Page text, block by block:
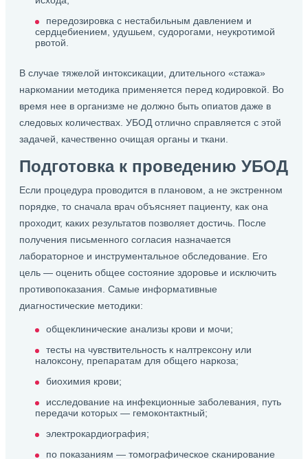
передозировка с нестабильным давлением и
сердцебиением, удушьем, судорогами, неукротимой
рвотой.
В случае тяжелой интоксикации, длительного «стажа»
наркомании методика применяется перед кодировкой. Во
время нее в организме не должно быть опиатов даже в
следовых количествах. УБОД отлично справляется с этой
задачей, качественно очищая органы и ткани.
Подготовка к проведению УБОД
Если процедура проводится в плановом, а не экстренном
порядке, то сначала врач объясняет пациенту, как она
проходит, каких результатов позволяет достичь. После
получения письменного согласия назначается
лабораторное и инструментальное обследование. Его
цель — оценить общее состояние здоровье и исключить
противопоказания. Самые информативные
диагностические методики:
общеклинические анализы крови и мочи;
тесты на чувствительность к налтрексону или
налоксону, препаратам для общего наркоза;
биохимия крови;
исследование на инфекционные заболевания, путь
передачи которых — гемоконтактный;
электрокардиография;
по показаниям — томографическое сканирование